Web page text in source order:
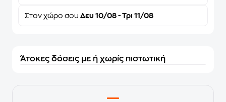
Στον χώρο σου Δευ 10/08 - Τρι 11/08
Άτοκες δόσεις με ή χωρίς πιστωτική